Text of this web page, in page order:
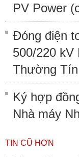
PV Power
Đóng điện
500/220 kV
Thường Tín
Ký hợp
Nhà máy
TIN CŨ HƠN